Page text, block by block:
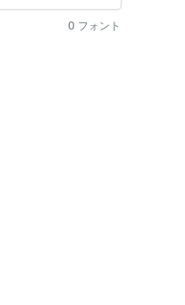
0 フォント